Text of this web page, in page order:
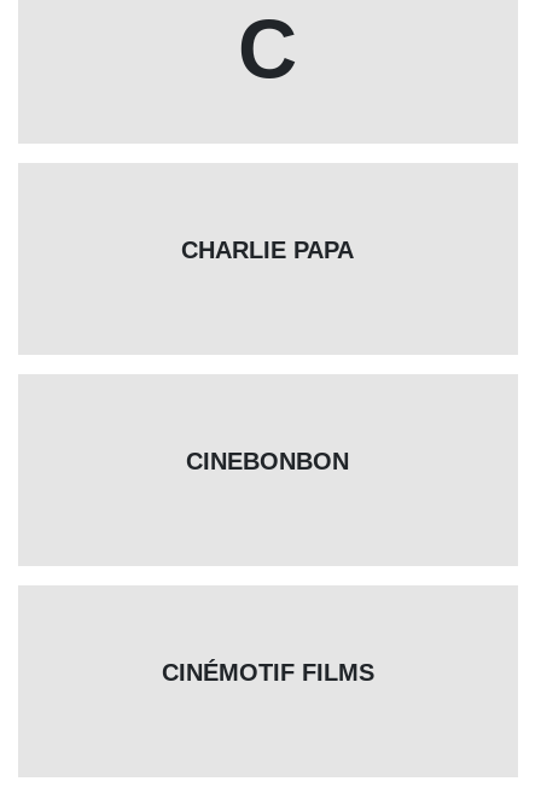
C
CHARLIE PAPA
CINEBONBON
CINÉMOTIF FILMS